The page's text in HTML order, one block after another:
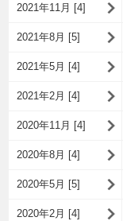
2021年11月 [4]
2021年8月 [5]
2021年5月 [4]
2021年2月 [4]
2020年11月 [4]
2020年8月 [4]
2020年5月 [5]
2020年2月 [4]